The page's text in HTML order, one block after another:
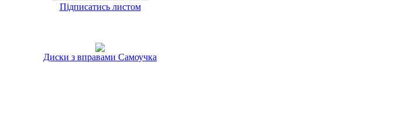
Підписатись листом
Диски з вправами Самоучка